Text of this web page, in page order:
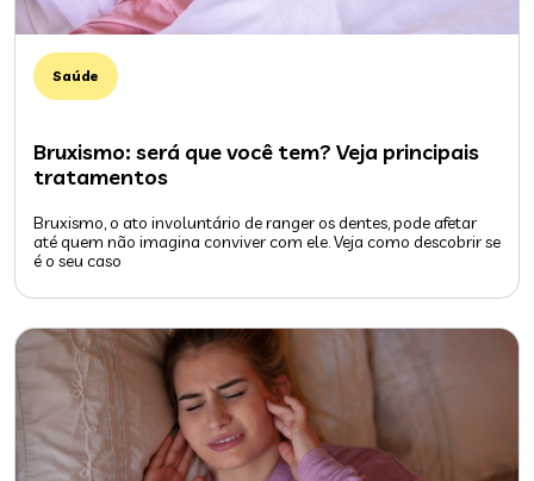
Saúde
Bruxismo: será que você tem? Veja principais
tratamentos
Bruxismo, o ato involuntário de ranger os dentes, pode afetar
até quem não imagina conviver com ele. Veja como descobrir se
é o seu caso